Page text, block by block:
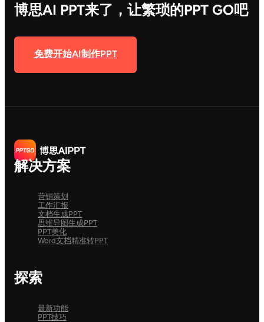
博思AI PPT来了，让繁琐的PPT GO吧
免费开始AI制作PPT
解决方案
营销策划
工作汇报
文档生成PPT
思维导图生成PPT
PPT美化
Word文档精准转PPT
探索
最新功能
PPT技巧